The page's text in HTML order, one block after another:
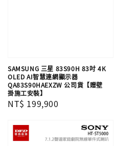
SAMSUNG 三星 83S90H 83吋 4K
OLED AI智慧連網顯示器
QA83S90HAEXZW 公司貨【贈壁
掛施工安裝】
Regular
NT$ 199,900